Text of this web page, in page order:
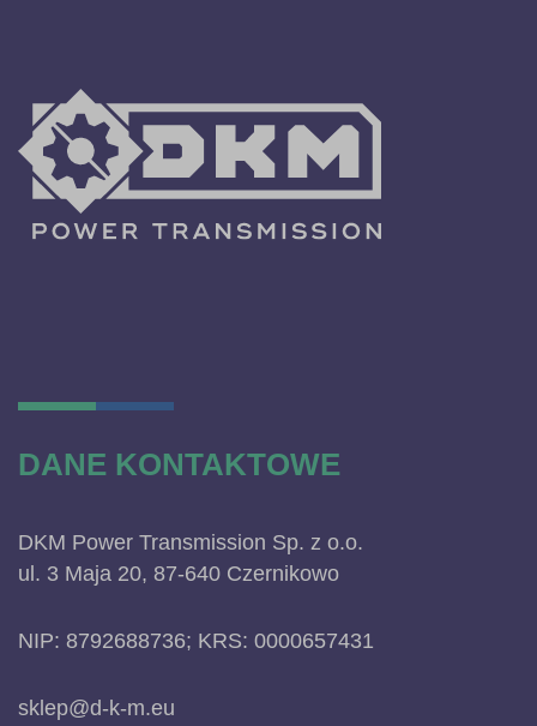
DANE KONTAKTOWE
DKM Power Transmission Sp. z o.o.
ul. 3 Maja 20, 87-640 Czernikowo
NIP: 8792688736; KRS: 0000657431
sklep@d-k-m.eu